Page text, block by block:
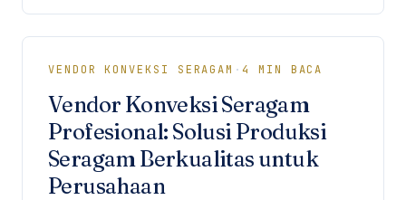
VENDOR KONVEKSI SERAGAM ·4 MIN BACA
Vendor Konveksi Seragam
Profesional: Solusi Produksi
Seragam Berkualitas untuk
Perusahaan